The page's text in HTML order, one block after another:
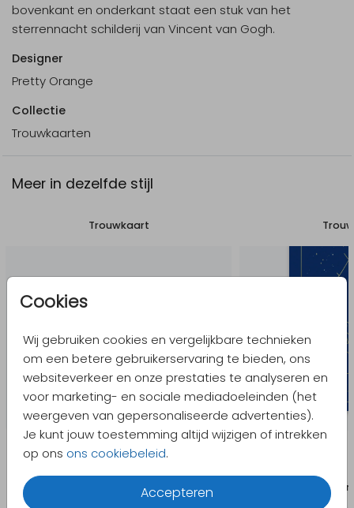
Cookies
Wij gebruiken cookies en vergelijkbare technieken
om een betere gebruikerservaring te bieden, ons
websiteverkeer en onze prestaties te analyseren en
voor marketing- en sociale mediadoeleinden (het
weergeven van gepersonaliseerde advertenties).
Je kunt jouw toestemming altijd wijzigen of intrekken
op ons ons cookiebeleid.
Accepteren
bovenkant en onderkant staat een stuk van het
sterrennacht schilderij van Vincent van Gogh.
Designer
Pretty Orange
Collectie
Trouwkaarten
Meer in dezelfde stijl
Trouwkaart
Aanbevolen producten
Save the date kaart